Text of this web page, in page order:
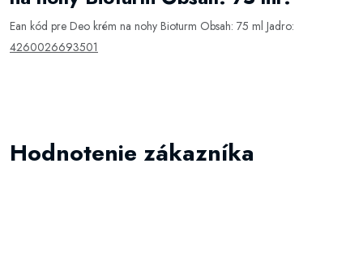
Ean kód pre Deo krém na nohy Bioturm Obsah: 75 ml Jadro:
4260026693501
Hodnotenie zákazníka